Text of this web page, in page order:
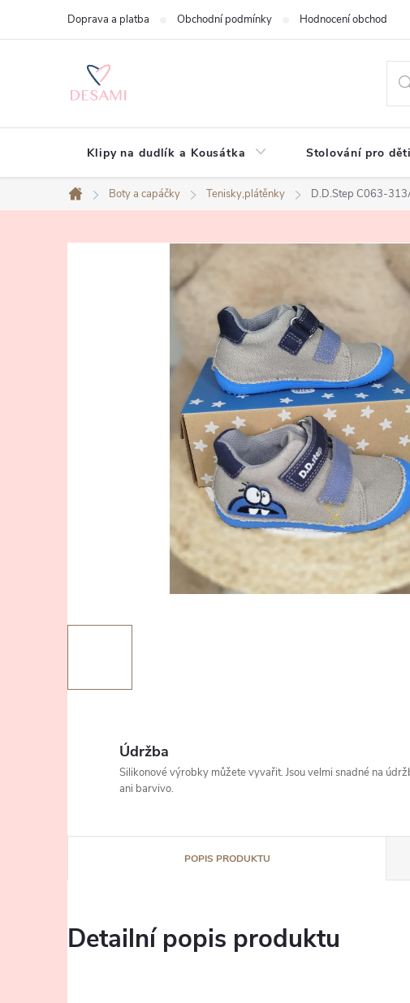
Doprava a platba Obchodní podmínky Hodnocení obchodu
Klipy na dudlík a Kousátka Stolování pro děti
Domů
Boty a capáčky Tenisky,plátěnky D.D.Step C063-
Údržba
Silikonové výrobky můžete vyvařit. Jsou velmi snadné na
ani barvivo.
POPIS PRODUKTU
Detailní popis produktu